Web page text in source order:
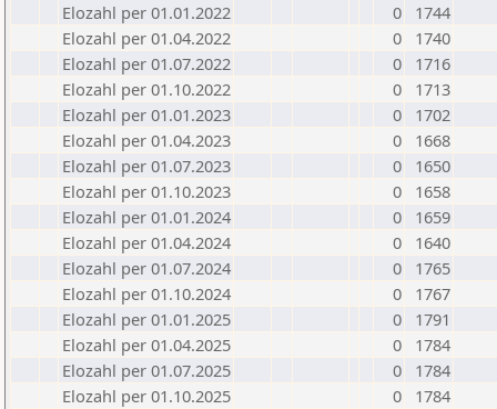
Elozahl per 01.01.2022
0
1744
Elozahl per 01.04.2022
0
1740
Elozahl per 01.07.2022
0
1716
Elozahl per 01.10.2022
0
1713
Elozahl per 01.01.2023
0
1702
Elozahl per 01.04.2023
0
1668
Elozahl per 01.07.2023
0
1650
Elozahl per 01.10.2023
0
1658
Elozahl per 01.01.2024
0
1659
Elozahl per 01.04.2024
0
1640
Elozahl per 01.07.2024
0
1765
Elozahl per 01.10.2024
0
1767
Elozahl per 01.01.2025
0
1791
Elozahl per 01.04.2025
0
1784
Elozahl per 01.07.2025
0
1784
Elozahl per 01.10.2025
0
1784